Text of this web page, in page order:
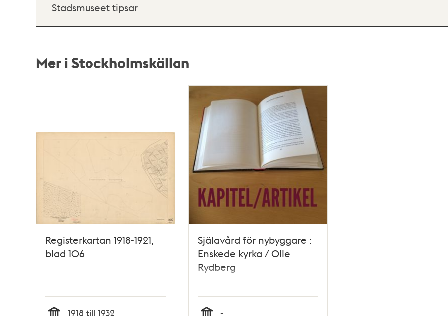
Stadsmuseet tipsar
Mer i Stockholmskällan
teman
Registerkartan 1918-1921,
blad 106
1918 till 1932
Själavård för nybyggare :
Enskede kyrka / Olle
Rydberg
-